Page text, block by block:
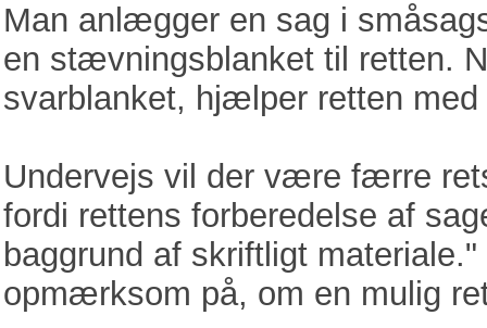
Man anlægger en sag i
en stævningsblanket til retten.
svarblanket, hjælper retten
Undervejs vil der være færre
fordi rettens forberedelse af
baggrund af skriftligt
opmærksom på, om en mulig